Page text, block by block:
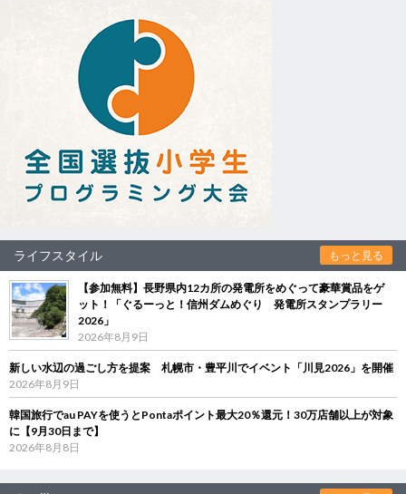
ライフスタイル もっと見る
【参加無料】長野県内12カ所の発電所をめぐって豪華賞品をゲ
ット！「ぐるーっと！信州ダムめぐり 発電所スタンプラリー
2026」
2026年8月9日
新しい水辺の過ごし方を提案 札幌市・豊平川でイベント「川見2026」を開催
2026年8月9日
韓国旅行でau PAYを使うとPontaポイント最大20％還元！30万店舗以上が対象
に【9月30日まで】
2026年8月8日